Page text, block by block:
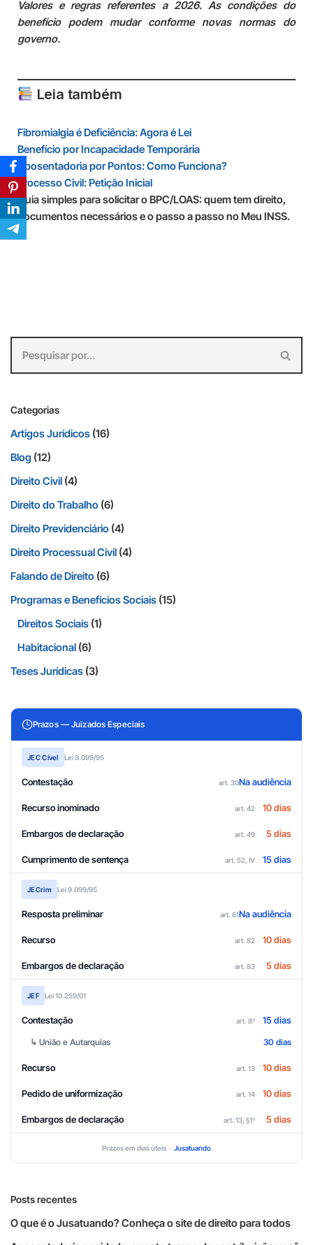
Valores e regras referentes a 2026. As condições do
benefício podem mudar conforme novas normas do
governo.
Leia também
Fibromialgia é Deficiência: Agora é Lei
Benefício por Incapacidade Temporária
Aposentadoria por Pontos: Como Funciona?
Processo Civil: Petição Inicial
Guia simples para solicitar o BPC/LOAS: quem tem direito,
documentos necessários e o passo a passo no Meu INSS.
Categorias
Artigos Jurídicos (16)
Blog (12)
Direito Civil (4)
Direito do Trabalho (6)
Direito Previdenciário (4)
Direito Processual Civil (4)
Falando de Direito (6)
Programas e Benefícios Sociais (15)
Direitos Sociais (1)
Habitacional (6)
Teses Jurídicas (3)
Prazos — Juizados Especiais
JEC Cível Lei 9.099/95
Contestação art. 30Na audiência
Recurso inominado art. 42 10 dias
Embargos de declaração art. 49 5 dias
Cumprimento de sentença art. 52, IV 15 dias
JECrim Lei 9.099/95
Resposta preliminar art. 81Na audiência
Recurso art. 82 10 dias
Embargos de declaração art. 83 5 dias
JEF Lei 10.259/01
Contestação art. 8º 15 dias
↳ União e Autarquias 30 dias
Recurso art. 13 10 dias
Pedido de uniformização art. 14 10 dias
Embargos de declaração art. 13, §1º 5 dias
Prazos em dias úteis · Jusatuando
Posts recentes
O que é o Jusatuando? Conheça o site de direito para todos